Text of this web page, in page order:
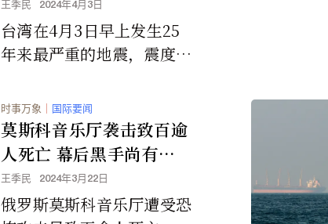
王季民 2024年4月3日
台湾在4月3日早上发生25
年来最严重的地震，震度高
死亡以及多处的破坏损失。
时事万象 ｜ 国际要闻
莫斯科音乐厅袭击致百逾
人死亡 幕后黑手尚有疑
点
王季民 2024年3月22日
俄罗斯莫斯科音乐厅遭受恐